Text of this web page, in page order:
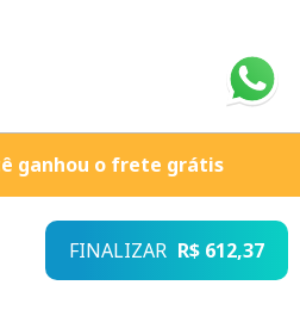
e Livros
ganhou o frete grátis
FINALIZAR R$ 612,37